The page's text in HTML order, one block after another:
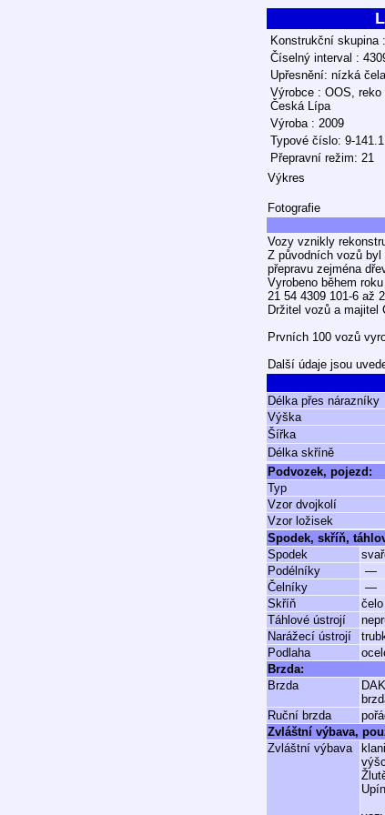
Konstrukční skupina
Číselný interval :
Upřesnění: nízká
Výrobce : OOS,
Česká Lípa
Výroba : 2009
Typové číslo: 9-141.1
Přepravní režim: 21
Výkres
Fotografie
Vozy vznikly
Z původních vozů
přepravu zejména
Vyrobeno během
21 54 4309 101-6 až
Držitel vozů a majitel
Prvních 100 vozů
Další údaje jsou
Délka přes nárazníky
Výška
Šířka
Délka skříně
Podvozek, pojezd:
Typ
Vzor dvojkolí
Vzor ložisek
Spodek, skříň,
Spodek
Podélníky
—
Čelníky
—
Skříň
Táhlové ústrojí
Narážecí ústrojí
Podlaha
Brzda:
Brzda
Ruční brzda
Zvláštní výbava,
Zvláštní výbava